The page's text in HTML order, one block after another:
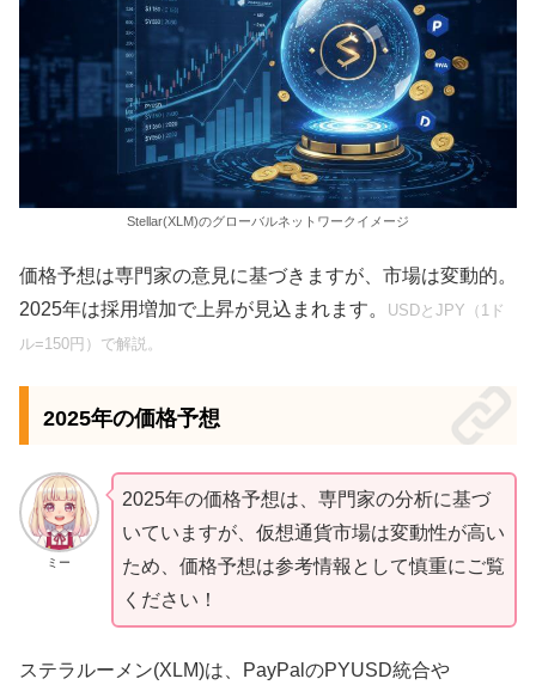
Stellar(XLM)のグローバルネットワークイメージ
価格予想は専門家の意見に基づきますが、市場は変動的。
2025年は採用増加で上昇が見込まれます。
USDとJPY（1ド
ル=150円）で解説。
2025年の価格予想
ミー
2025年の価格予想は、専門家の分析に基づ
いていますが、仮想通貨市場は変動性が高い
ため、価格予想は参考情報として慎重にご覧
ください！
ステラルーメン(XLM)は、PayPalのPYUSD統合や